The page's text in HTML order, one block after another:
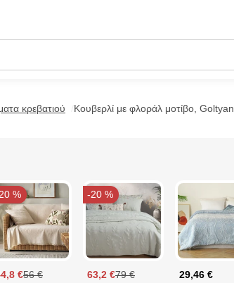
κρεβατιού Κουβερλί με φλοράλ μοτίβο, Goltyan
%
€56 €
-20 %
63,2 €79 €
29,46 €